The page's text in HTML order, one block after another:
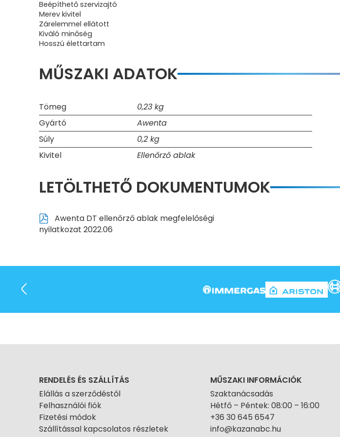
Beépíthető szervizajtó
Merev kivitel
Zárelemmel ellátott
Kiváló minőség
Hosszú élettartam
MŰSZAKI ADATOK
Tömeg
0,23 kg
Gyártó
Awenta
Súly
0,2 kg
Kivitel
Ellenőrző ablak
LETÖLTHETŐ DOKUMENTUMOK
Awenta DT ellenőrző ablak megfelelőségi
nyilatkozat 2022.06
RENDELÉS ÉS SZÁLLÍTÁS
Elállás a szerződéstől
Felhasználói fiók
Fizetési módok
Szállítással kapcsolatos részletek
MŰSZAKI INFORMÁCIÓK
Szaktanácsadás
Hétfő – Péntek: 08:00 – 16:00
+36 30 645 6547
info@kazanabc.hu